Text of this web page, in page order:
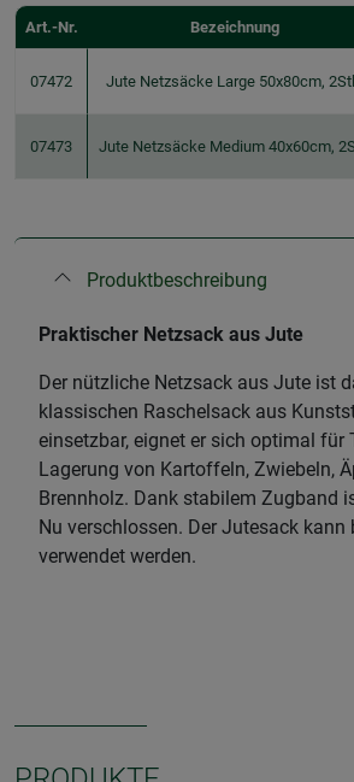
Art.-Nr. Bezeichnung
07472 Jute Netzsäcke Large 50x80cm,
07473 Jute Netzsäcke Medium 40x60cm,
Produktbeschreibung
Praktischer Netzsack aus Jute
Der nützliche Netzsack aus Jute ist
klassischen Raschelsack aus
einsetzbar, eignet er sich optimal für
Lagerung von Kartoffeln, Zwiebeln,
Brennholz. Dank stabilem Zugband
Nu verschlossen. Der Jutesack
verwendet werden.